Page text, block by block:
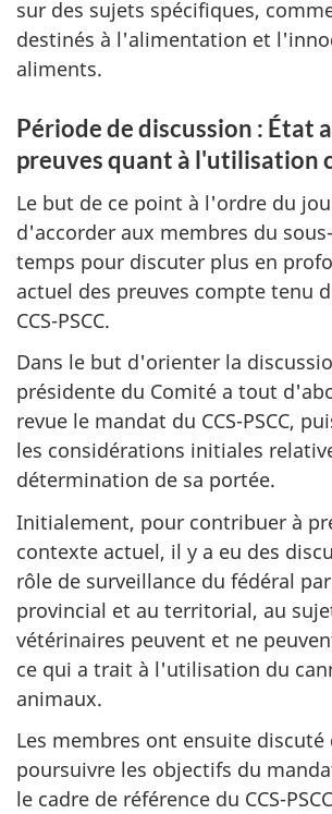
sur des sujets spécifiques,
destinés à l'alimentation et
aliments.
Période de discussion : État
preuves quant à l'utilisation
Le but de ce point à l'ordre du
d'accorder aux membres du
temps pour discuter plus en
actuel des preuves compte tenu
CCS-PSCC.
Dans le but d'orienter la
présidente du Comité a tout
revue le mandat du CCS-PSCC,
les considérations initiales
détermination de sa portée.
Initialement, pour contribuer à
contexte actuel, il y a eu des
rôle de surveillance du fédéral
provincial et au territorial, au
vétérinaires peuvent et ne
ce qui a trait à l'utilisation du
animaux.
Les membres ont ensuite discuté
poursuivre les objectifs du
le cadre de référence du CCS-